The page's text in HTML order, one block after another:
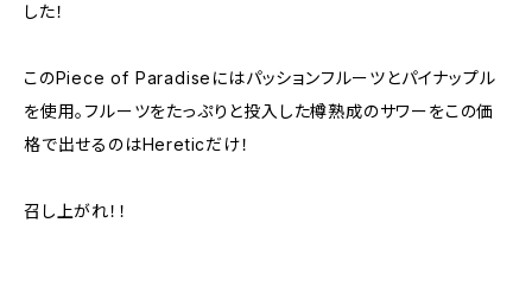
した！
このPiece of Paradiseにはパッションフルーツとパイナップル
を使用。フルーツをたっぷりと投入した樽熟成のサワーをこの価
格で出せるのはHereticだけ！
召し上がれ！！